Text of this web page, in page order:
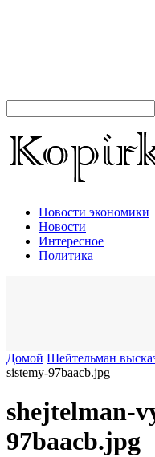
Новости экономики
Новости
Интересное
Политика
Домой Шейтельман
sistemy-97baacb.jpg
shejtelman-
97baacb.jpg